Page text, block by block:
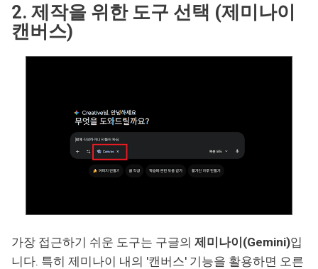
2. 제작을 위한 도구 선택 (제미나이
캔버스)
가장 접근하기 쉬운 도구는 구글의 제미나이(Gemini)입
니다. 특히 제미나이 내의 '캔버스' 기능을 활용하면 오른